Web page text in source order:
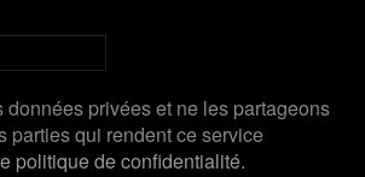
données privées et ne les partageons
parties qui rendent ce service
politique de confidentialité.